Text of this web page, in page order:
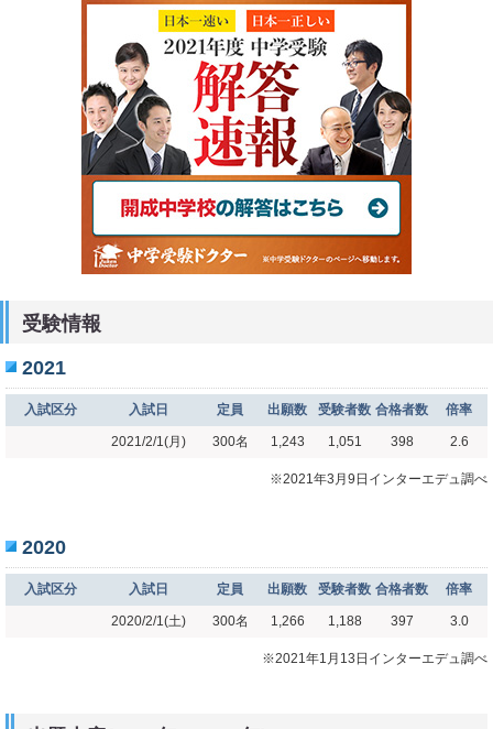
受験情報
2021
入試区分 入試日 定員 出願数 受験者数 合格者数 倍率
2021/2/1(月) 300名 1,243 1,051 398 2.6
※2021年3月9日インターエデュ調べ
2020
入試区分 入試日 定員 出願数 受験者数 合格者数 倍率
2020/2/1(土) 300名 1,266 1,188 397 3.0
※2021年1月13日インターエデュ調べ